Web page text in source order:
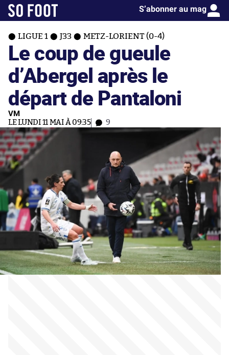
S’abonner au mag
LIGUE 1 J33 METZ-LORIENT (0-4)
Le coup de gueule
d’Abergel après le
départ de Pantaloni
VM
LE LUNDI 11 MAI À 09:35 9